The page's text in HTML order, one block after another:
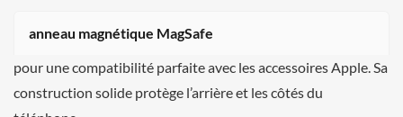
anneau magnétique MagSafe
pour une compatibilité parfaite avec les accessoires Apple. Sa
construction solide protège l’arrière et les côtés du